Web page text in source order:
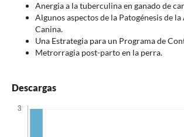
Anergia a la tuberculina en ganado de
Algunos aspectos de la Patogénesis de
Canina.
Una Estrategia para un Programa de
Metrorragia post-parto en la perra.
Descargas